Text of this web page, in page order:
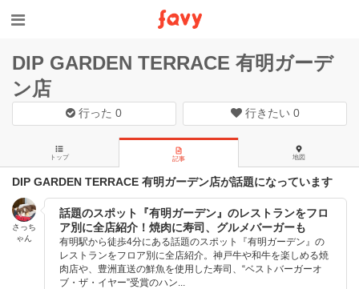
DIP GARDEN TERRACE 有明ガーデ
ン店
行った0 行きたい 0
トップ 記事 地図
DIP GARDEN TERRACE 有明ガーデン店が話題になっています
さっち
ゃん
話題のスポット『有明ガーデン』のレストランをフロ
ア別に全店紹介！焼肉に寿司、グルメバーガーも
有明駅から徒歩4分にある話題のスポット『有明ガーデン』の
レストランをフロア別に全店紹介。神戸牛や和牛を楽しめる焼
肉店や、豊洲直送の鮮魚を使用した寿司、“ベストバーガーオ
ブ・ザ・イヤー”受賞のハン...